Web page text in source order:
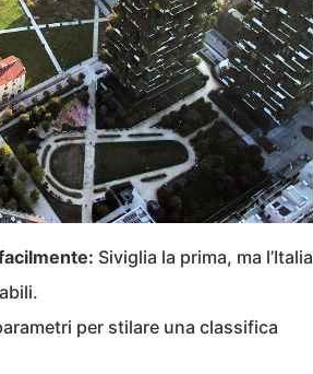
Siviglia la prima, ma l’Italia
per stilare una classifica